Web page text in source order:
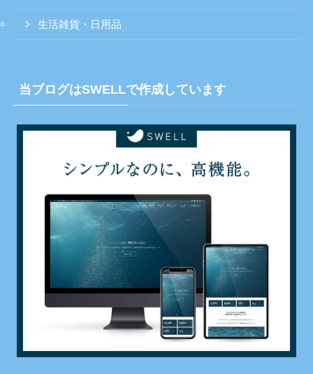
生活雑貨・日用品
当ブログはSWELLで作成しています